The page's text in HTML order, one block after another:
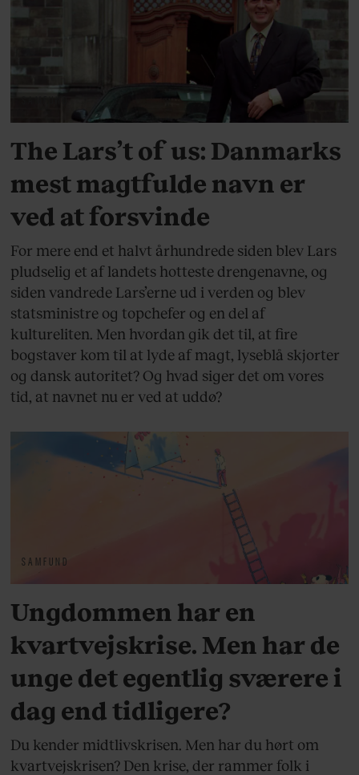
SAMFUND
The Lars’t of us: Danmarks
mest magtfulde navn er
ved at forsvinde
For mere end et halvt århundrede siden blev Lars
pludselig et af landets hotteste drengenavne, og
siden vandrede Lars’erne ud i verden og blev
statsministre og topchefer og en del af
kultureliten. Men hvordan gik det til, at fire
bogstaver kom til at lyde af magt, lyseblå skjorter
og dansk autoritet? Og hvad siger det om vores
tid, at navnet nu er ved at uddø?
SAMFUND
Ungdommen har en
kvartvejskrise. Men har de
unge det egentlig sværere i
dag end tidligere?
Du kender midtlivskrisen. Men har du hørt om
kvartvejskrisen? Den krise, der rammer folk i